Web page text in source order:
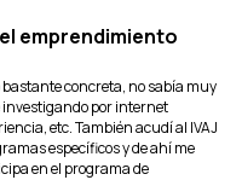
emprendimiento
concreta, no sabía muy
investigando por internet
etc. También acudí al IVAJ
específicos y de ahí me
en el programa de